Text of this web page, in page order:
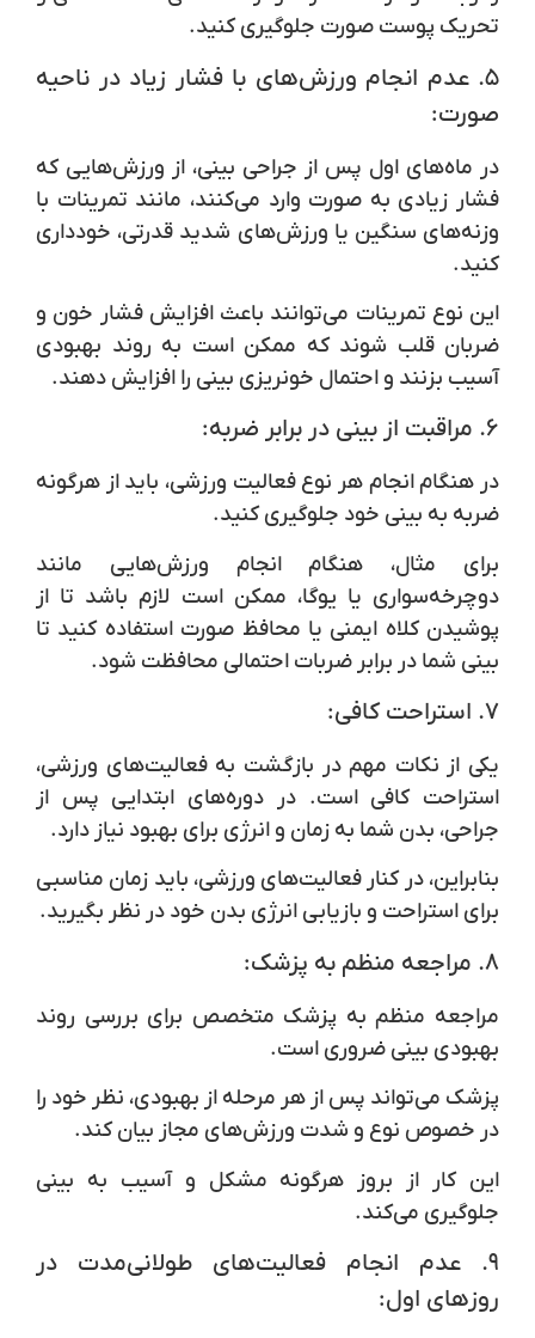
تحریک پوست صورت جلوگیری کنید.
۵.
عدم انجام ورزش‌های با فشار زیاد در ناحیه
صورت:
در ماه‌های اول پس از جراحی بینی، از ورزش‌هایی که
فشار زیادی به صورت وارد می‌کنند، مانند تمرینات با
وزنه‌های سنگین یا ورزش‌های شدید قدرتی، خودداری
کنید.
این نوع تمرینات می‌توانند باعث افزایش فشار خون و
ضربان قلب شوند که ممکن است به روند بهبودی
آسیب بزنند و احتمال خونریزی بینی را افزایش دهند.
۶. مراقبت از بینی در برابر ضربه:
در هنگام انجام هر نوع فعالیت ورزشی، باید از هرگونه
ضربه به بینی خود جلوگیری کنید.
برای مثال، هنگام انجام ورزش‌هایی مانند
دوچرخه‌سواری یا یوگا، ممکن است لازم باشد تا از
پوشیدن کلاه ایمنی یا محافظ صورت استفاده کنید تا
بینی شما در برابر ضربات احتمالی محافظت شود.
۷. استراحت کافی:
یکی از نکات مهم در بازگشت به فعالیت‌های ورزشی،
استراحت کافی است. در دوره‌های ابتدایی پس از
جراحی، بدن شما به زمان و انرژی برای بهبود نیاز دارد.
بنابراین، در کنار فعالیت‌های ورزشی، باید زمان مناسبی
برای استراحت و بازیابی انرژی بدن خود در نظر بگیرید.
۸. مراجعه منظم به پزشک:
مراجعه منظم به پزشک متخصص برای بررسی روند
بهبودی بینی ضروری است.
پزشک می‌تواند پس از هر مرحله از بهبودی، نظر خود را
در خصوص نوع و شدت ورزش‌های مجاز بیان کند.
این کار از بروز هرگونه مشکل و آسیب به بینی
جلوگیری می‌کند.
۹.
عدم انجام فعالیت‌های طولانی‌مدت در
روزهای اول: